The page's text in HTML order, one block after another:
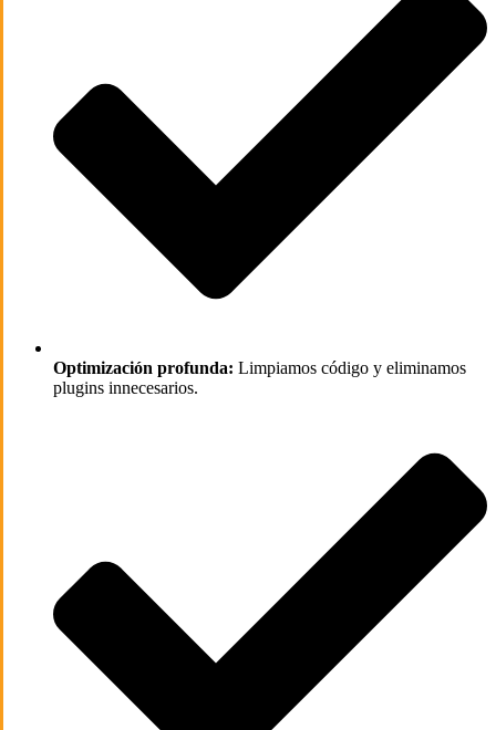
Optimización profunda: Limpiamos código y eliminamos
plugins innecesarios.